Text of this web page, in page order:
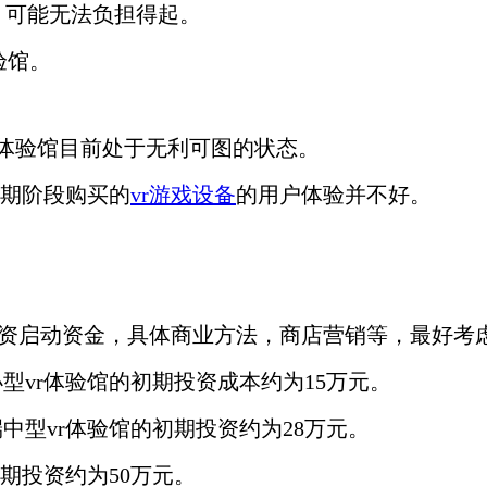
能无法负担得起。
馆。
馆目前处于无利可图的状态。
阶段购买的vr游戏设备的用户体验并不好。
启动资金，具体商业方法，商店营销等，最好考
vr体验馆的初期投资成本约为15万元。
型vr体验馆的初期投资约为28万元。
投资约为50万元。